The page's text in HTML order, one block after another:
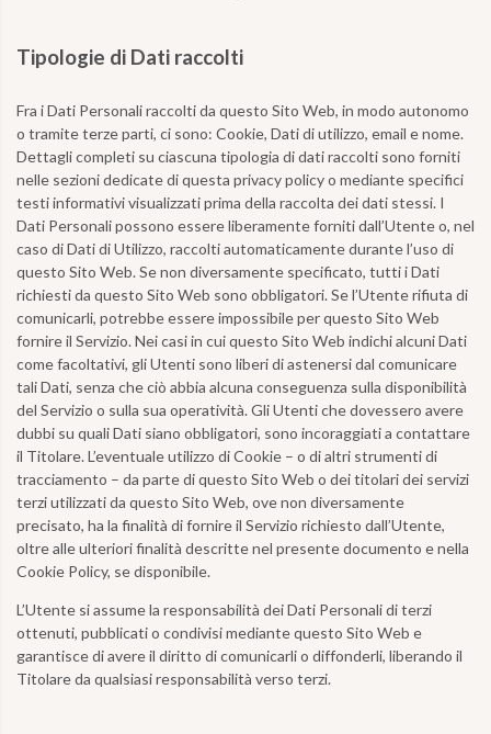
Tipologie di Dati raccolti
Fra i Dati Personali raccolti da questo Sito Web, in modo autonomo
o tramite terze parti, ci sono: Cookie, Dati di utilizzo, email e nome.
Dettagli completi su ciascuna tipologia di dati raccolti sono forniti
nelle sezioni dedicate di questa privacy policy o mediante specifici
testi informativi visualizzati prima della raccolta dei dati stessi. I
Dati Personali possono essere liberamente forniti dall’Utente o, nel
caso di Dati di Utilizzo, raccolti automaticamente durante l’uso di
questo Sito Web. Se non diversamente specificato, tutti i Dati
richiesti da questo Sito Web sono obbligatori. Se l’Utente rifiuta di
comunicarli, potrebbe essere impossibile per questo Sito Web
fornire il Servizio. Nei casi in cui questo Sito Web indichi alcuni Dati
come facoltativi, gli Utenti sono liberi di astenersi dal comunicare
tali Dati, senza che ciò abbia alcuna conseguenza sulla disponibilità
del Servizio o sulla sua operatività. Gli Utenti che dovessero avere
dubbi su quali Dati siano obbligatori, sono incoraggiati a contattare
il Titolare. L’eventuale utilizzo di Cookie – o di altri strumenti di
tracciamento – da parte di questo Sito Web o dei titolari dei servizi
terzi utilizzati da questo Sito Web, ove non diversamente
precisato, ha la finalità di fornire il Servizio richiesto dall’Utente,
oltre alle ulteriori finalità descritte nel presente documento e nella
Cookie Policy, se disponibile.
L’Utente si assume la responsabilità dei Dati Personali di terzi
ottenuti, pubblicati o condivisi mediante questo Sito Web e
garantisce di avere il diritto di comunicarli o diffonderli, liberando il
Titolare da qualsiasi responsabilità verso terzi.